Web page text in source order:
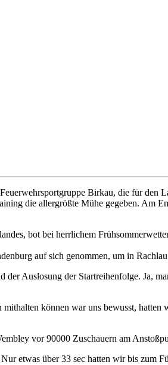
Birkau, die für den
die allergrößte Mühe gegeben. Am
bot bei herrlichem
auf sich genommen, um in
Auslosung der Startreihenfolge. Ja,
können war uns bewusst,
vor 90000 Zuschauern am
etwas über 33 sec hatten wir bis zum